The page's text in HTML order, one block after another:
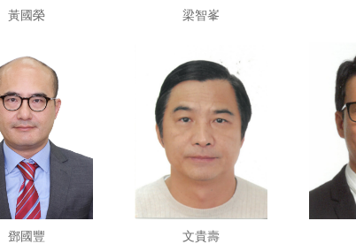
黃國榮 梁智峯
鄧國豐 文貴壽